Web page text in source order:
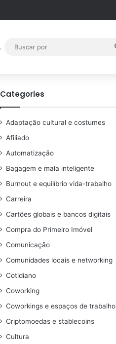
Switch skin
Categories
Adaptação cultural e costumes
Afiliado
Automatização
Bagagem e mala inteligente
Burnout e equilíbrio vida-trabalho
Carreira
Cartões globais e bancos digitais
Compra do Primeiro Imóvel
Comunicação
Comunidades locais e networking
Cotidiano
Coworking
Coworkings e espaços de trabalho
Criptomoedas e stablecoins
Cultura